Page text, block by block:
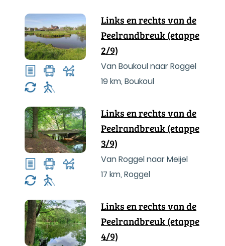
Links en rechts van de
Peelrandbreuk (etappe
2/9)
Van Boukoul naar Roggel
19 km, Boukoul
Links en rechts van de
Peelrandbreuk (etappe
3/9)
Van Roggel naar Meijel
17 km, Roggel
Links en rechts van de
Peelrandbreuk (etappe
4/9)